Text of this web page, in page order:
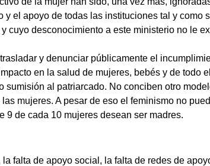
el apoyo de todas las instituciones tal y como
cuyo desconocimiento a este ministerio no le
y denunciar públicamente el
en la salud de mujeres, bebés y de todo
al patriarcado. No conciben otro
mujeres. A pesar de eso el feminismo no
9 de cada 10 mujeres desean ser madres.
falta de apoyo social, la falta de redes de